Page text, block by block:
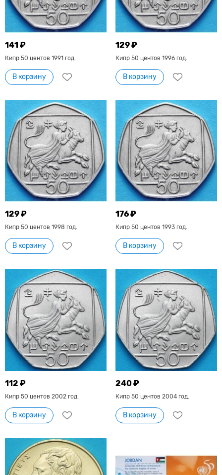
141 ₽
Кипр 50 центов 1991 год.
В корзину
129 ₽
Кипр 50 центов 1996 год.
В корзину
129 ₽
Кипр 50 центов 1998 год.
В корзину
176 ₽
Кипр 50 центов 1993 год.
В корзину
112 ₽
Кипр 50 центов 2002 год.
В корзину
240 ₽
Кипр 50 центов 2004 год.
В корзину